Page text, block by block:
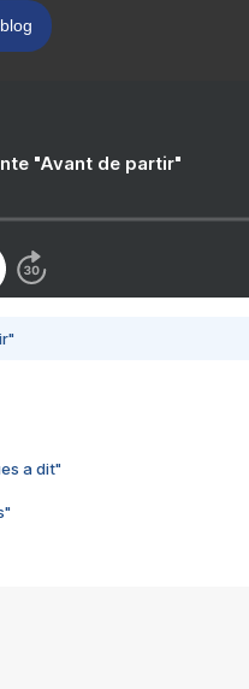
"Avant de partir"
a dit"